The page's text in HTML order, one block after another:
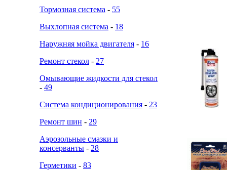
Тормозная система - 55
Выхлопная система - 18
Наружняя мойка двигателя - 16
Ремонт стекол - 27
Омывающие жидкости для стекол
- 49
Система кондиционирования - 23
Ремонт шин - 29
Аэрозольные смазки и
консерванты - 28
Герметики - 83